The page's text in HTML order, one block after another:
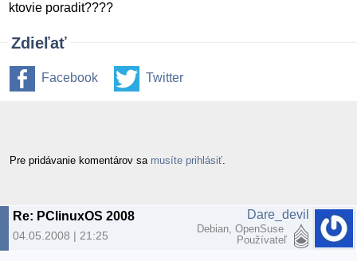
ktovie poradit????
Zdieľať
Facebook Twitter
Pre pridávanie komentárov sa musíte prihlásiť
Re: PClinuxOS 2008
04.05.2008 | 21:25
Dare_devil
Debian, OpenSuse
Používateľ